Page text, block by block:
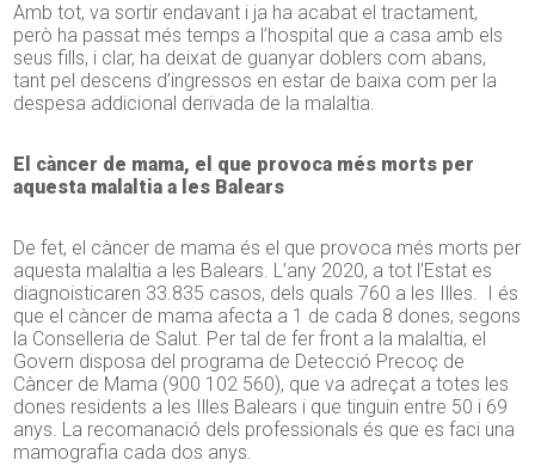
Amb tot, va sortir endavant i ja ha acabat el tractament,
però ha passat més temps a l’hospital que a casa amb els
seus fills, i clar, ha deixat de guanyar doblers com abans,
tant pel descens d’ingressos en estar de baixa com per la
despesa addicional derivada de la malaltia.
El càncer de mama, el que provoca més morts per
aquesta malaltia a les Balears
De fet, el càncer de mama és el que provoca més morts per
aquesta malaltia a les Balears. L’any 2020, a tot l’Estat es
diagnoisticaren 33.835 casos, dels quals 760 a les Illes. I és
que el càncer de mama afecta a 1 de cada 8 dones, segons
la Conselleria de Salut. Per tal de fer front a la malaltia, el
Govern disposa del programa de Detecció Precoç de
Càncer de Mama (900 102 560), que va adreçat a totes les
dones residents a les Illes Balears i que tinguin entre 50 i 69
anys. La recomanació dels professionals és que es faci una
mamografia cada dos anys.